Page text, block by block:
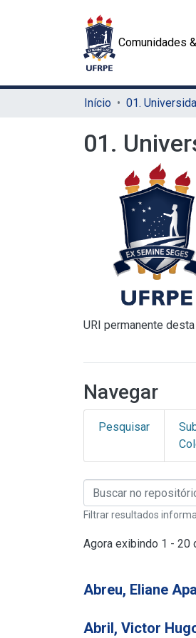
Comunidades
Início
01.
URI permanente
Navegar
Pesquisar
Filtrar resultados
Agora exibindo 1 - 20
Abreu, Eliane
Abril, Victor